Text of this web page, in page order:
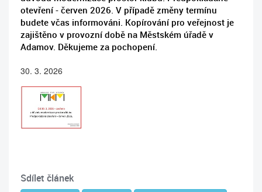
otevření - červen 2026. V případě změny termínu
budete včas informováni. Kopírování pro veřejnost je
zajištěno v provozní době na Městském úřadě v
Adamov. Děkujeme za pochopení.
30. 3. 2026
Sdílet článek